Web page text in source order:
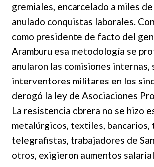
gremiales, encarcelado a miles
anulado conquistas laborales.
como presidente de facto del
Aramburu esa metodología se
anularon las comisiones internas,
interventores militares en los
derogó la ley de Asociaciones
La resistencia obrera no se hizo
metalúrgicos, textiles,
telegrafistas, trabajadores de
otros, exigieron aumentos